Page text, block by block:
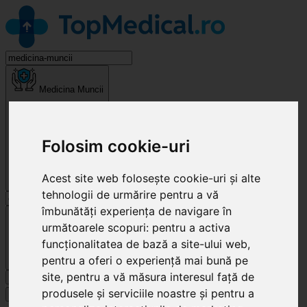
Folosim cookie-uri
Acest site web folosește cookie-uri și alte
tehnologii de urmărire pentru a vă
îmbunătăți experiența de navigare în
următoarele scopuri: pentru a activa
funcționalitatea de bază a site-ului web,
pentru a oferi o experiență mai bună pe
site, pentru a vă măsura interesul față de
produsele și serviciile noastre și pentru a
Medicina Muncii
Cluj-Napoca
Specialități